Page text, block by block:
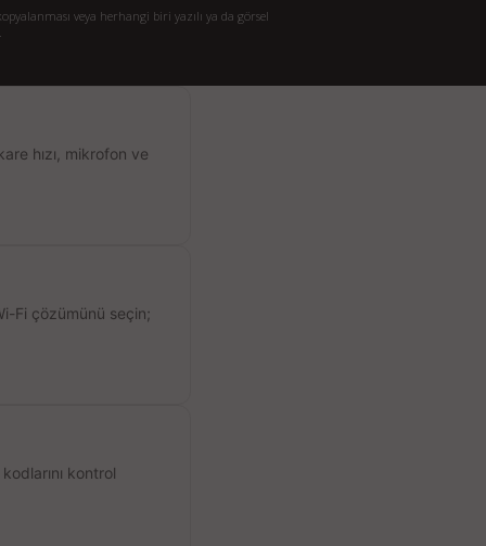
veya herhangi biri yazılı ya da görsel
hızı, mikrofon ve
Fi çözümünü seçin;
kontrol